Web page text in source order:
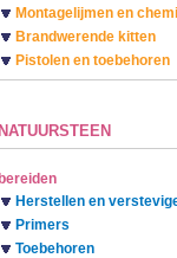
Montagelijmen en
Brandwerende kitten
Pistolen en toebehoren
Herstellen en
Primers
Toebehoren